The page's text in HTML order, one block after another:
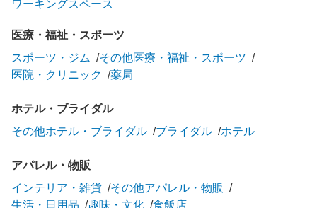
ワーキングスペース
医療・福祉・スポーツ
スポーツ・ジム
その他医療・福祉・スポーツ
医院・クリニック
薬局
ホテル・ブライダル
その他ホテル・ブライダル
ブライダル ホテル
アパレル・物販
インテリア・雑貨
その他アパレル・物販
生活・日用品
趣味・文化 食飯店